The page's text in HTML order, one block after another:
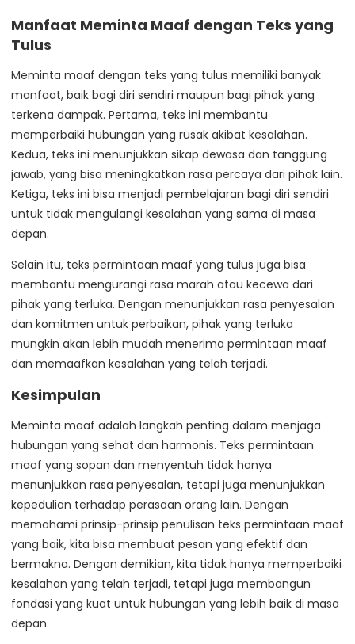
Manfaat Meminta Maaf dengan Teks yang
Tulus
Meminta maaf dengan teks yang tulus memiliki banyak
manfaat, baik bagi diri sendiri maupun bagi pihak yang
terkena dampak. Pertama, teks ini membantu
memperbaiki hubungan yang rusak akibat kesalahan.
Kedua, teks ini menunjukkan sikap dewasa dan tanggung
jawab, yang bisa meningkatkan rasa percaya dari pihak lain.
Ketiga, teks ini bisa menjadi pembelajaran bagi diri sendiri
untuk tidak mengulangi kesalahan yang sama di masa
depan.
Selain itu, teks permintaan maaf yang tulus juga bisa
membantu mengurangi rasa marah atau kecewa dari
pihak yang terluka. Dengan menunjukkan rasa penyesalan
dan komitmen untuk perbaikan, pihak yang terluka
mungkin akan lebih mudah menerima permintaan maaf
dan memaafkan kesalahan yang telah terjadi.
Kesimpulan
Meminta maaf adalah langkah penting dalam menjaga
hubungan yang sehat dan harmonis. Teks permintaan
maaf yang sopan dan menyentuh tidak hanya
menunjukkan rasa penyesalan, tetapi juga menunjukkan
kepedulian terhadap perasaan orang lain. Dengan
memahami prinsip-prinsip penulisan teks permintaan maaf
yang baik, kita bisa membuat pesan yang efektif dan
bermakna. Dengan demikian, kita tidak hanya memperbaiki
kesalahan yang telah terjadi, tetapi juga membangun
fondasi yang kuat untuk hubungan yang lebih baik di masa
depan.